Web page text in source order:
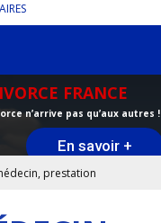
FRANCE
n’arrive pas qu’aux autres !
En savoir +
prestation